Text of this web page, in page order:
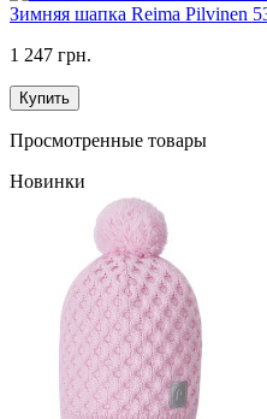
Зимняя шапка Reima Pilvinen
1 247 грн.
Купить
Просмотренные товары
Новинки